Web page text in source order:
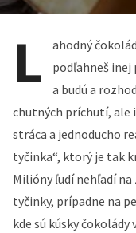
L
ahodný
podľahneš
a budú a
chutných príchutí, ale
stráca a jednoducho
tyčinka“, ktorý je tak
Milióny ľudí nehľadí
tyčinky, prípadne na
kde sú kúsky